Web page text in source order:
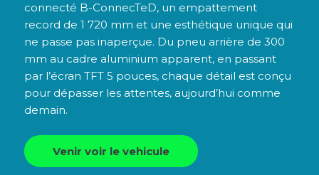
connecté B-ConnecTeD, un empattement
record de 1 720 mm et une esthétique unique qui
ne passe pas inaperçue. Du pneu arrière de 300
mm au cadre aluminium apparent, en passant
par l’écran TFT 5 pouces, chaque détail est conçu
pour dépasser les attentes, aujourd’hui comme
demain.
Venir voir le vehicule